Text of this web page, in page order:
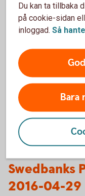
Swedbanks
2016-04-29
Prospekt (pdf)
2016:1 Tillägg
2016:2 Tillägg
2016:3 Tillägg
Swedbanks
2016-04-29
Du kan ta tillbaka
på cookie-sidan
inloggad. Så
Bara